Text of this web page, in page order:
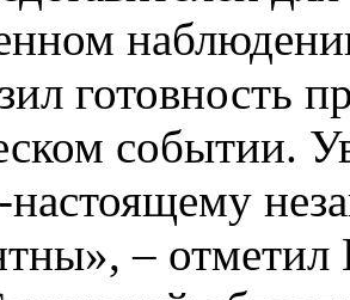
готовность
событии.
настоящему
–